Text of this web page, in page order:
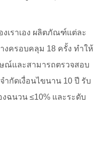
เราเอง ผลิตภัณฑ์แต่ละ
งครอบคลุม 18 ครั้ง ทำให้
ณ์และสามารถตรวจสอบ
กัดเงื่อนไขนาน 10 ปี รับ
ฉนวน ≤10% และระดับ